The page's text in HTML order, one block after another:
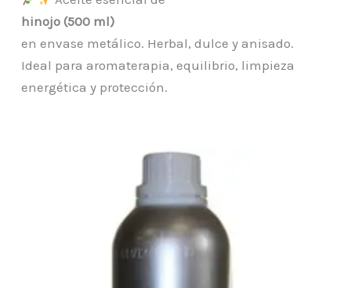
hinojo (500 ml)
en envase metálico. Herbal, dulce y anisado.
Ideal para aromaterapia, equilibrio, limpieza
energética y protección.